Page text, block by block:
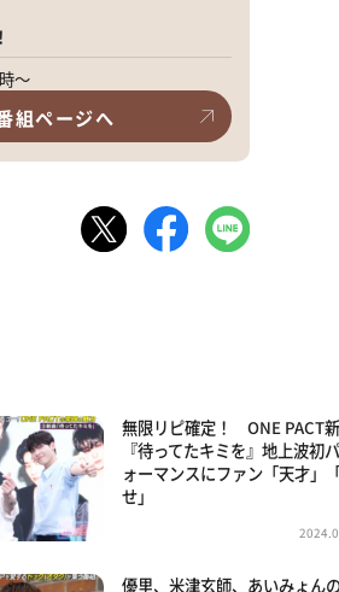
～
組ページへ
無限リピ確定！ ONE PACT
『待ってたキミを』地上波初
ォーマンスにファン「天才」
せ」
優里、米津玄師、あいみょん